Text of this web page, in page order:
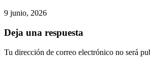
9 junio, 2026
Deja una respuesta
Tu dirección de correo electrónico no será